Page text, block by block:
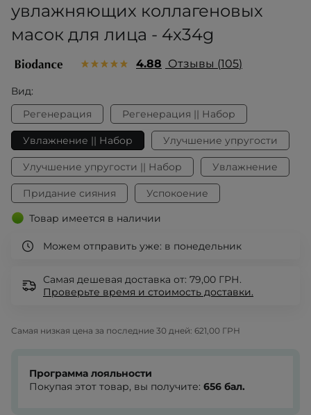
увлажняющих коллагеновых
масок для лица - 4x34g
4.88 Отзывы 105
Вид:
Регенерация
Регенерация || Набор
Увлажнение || Набор Улучшение упругости
Улучшение упругости || Набор Увлажнение
Придание сияния
Успокоение
Товар имеется в наличии
Можем отправить уже: в понедельник
Самая дешевая доставка от: 79,00 ГРН.
Проверьте время и стоимость доставки.
Самая низкая цена за последние 30 дней: 621,00 ГРН
Программа лояльности
Покупая этот товар, вы получите: 656 бал.